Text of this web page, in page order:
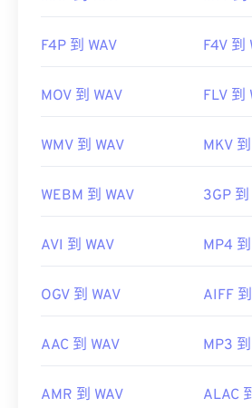
F4P 到 WAV F4V 到
MOV 到 WAV FLV 到
WMV 到 WAV MKV
WEBM 到 WAV 3GP 到
AVI 到 WAV MP4
OGV 到 WAV AIFF
AAC 到 WAV MP3
AMR 到 WAV ALAC